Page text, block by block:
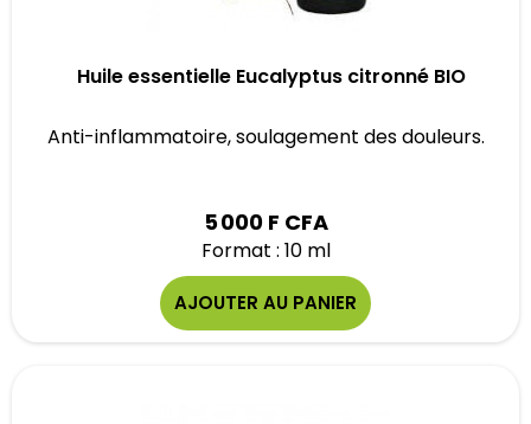
Huile essentielle Eucalyptus citronné BIO
Anti-inflammatoire, soulagement des douleurs.
5 000 F CFA
Format : 10 ml
AJOUTER AU PANIER